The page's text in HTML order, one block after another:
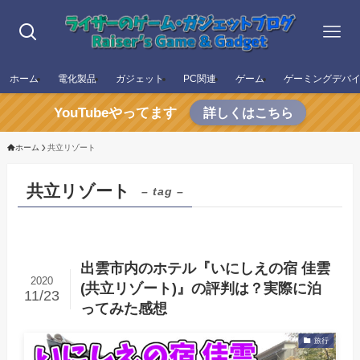
ホーム 電化製品 ガジェット PC関連 ゲーム ゲーミングデバ
YouTubeやってます 詳しくはこちら
ホーム 共立リゾート
共立リゾート – tag –
出雲市内のホテル『いにしえの宿 佳雲
(共立リゾート)』の評判は？実際に泊
ってみた感想
2020
11/23
旅行